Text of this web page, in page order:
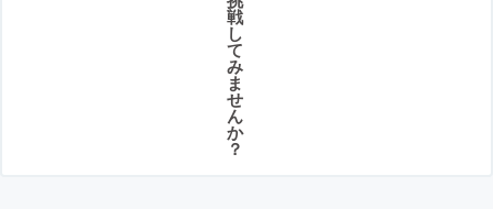
戦
し
て
み
ま
せ
ん
か
？